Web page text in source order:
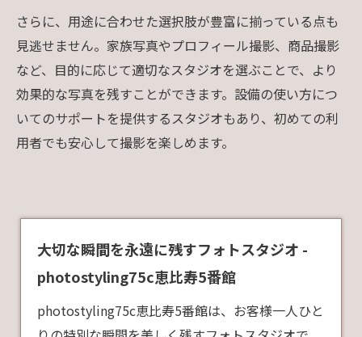
さらに、用途に合わせた選択肢が豊富に揃っている点も
見逃せません。家族写真やプロフィール撮影、商品撮影
など、目的に応じて適切なスタジオを選ぶことで、より
効果的な写真を残すことができます。設備の使い方につ
いてのサポートを提供するスタジオもあり、初めての利
用者でも安心して撮影を楽しめます。
大切な瞬間を永遠に残すフォトスタジオ -
photostyling75c恵比寿5番館
photostyling75c恵比寿5番館は、お客様一人ひと